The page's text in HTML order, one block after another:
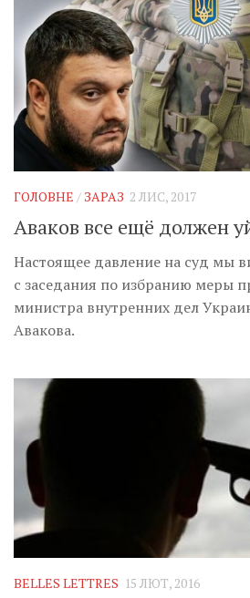
ГОЛОВНЕ / ЗАРАЗ 2 ЛИС, 2017
Аваков все ещё должен
Настоящее давление на суд мы
с заседания по избранию меры
министра внутренних дел
Авакова.
BELLES LETTRES 15 ЛЮТ, 2016